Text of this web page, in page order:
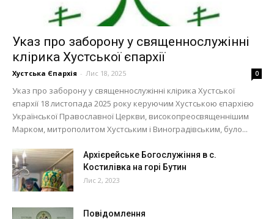
Указ про заборону у священнослужінні
клірика Хустської єпархії
Хустська Єпархія - Лис 18, 2025 0
Указ про заборону у священнослужінні клірика Хустської
єпархії 18 листопада 2025 року керуючим Хустською єпархією
Української Православної Церкви, високопреосвященнішим
Марком, митрополитом Хустським і Виноградівським, було...
Архієрейське Богослужіння в с.
Костилівка на горі Бутин
Лис 2, 2023
Повідомлення